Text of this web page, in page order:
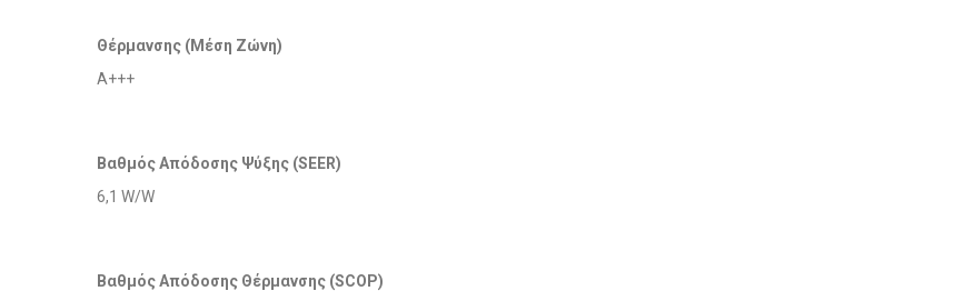
Θέρμανσης (Μέση Ζώνη)
A+++
Βαθμός Απόδοσης Ψύξης (SEER)
6,1 W/W
Βαθμός Απόδοσης Θέρμανσης (SCOP)